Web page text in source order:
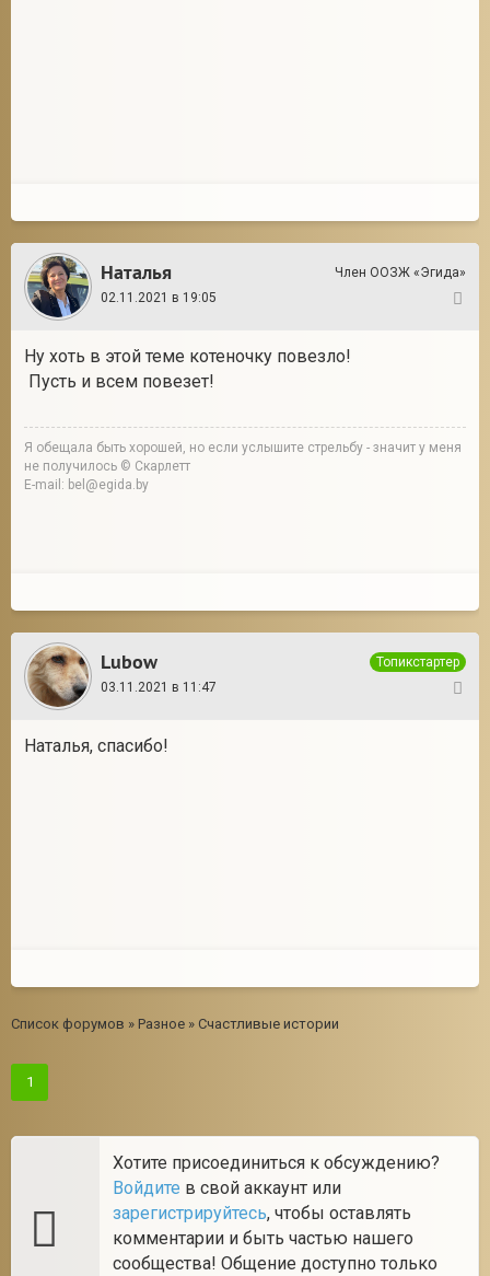
Наталья
Член ООЗЖ «Эгида»
02.11.2021 в 19:05
Ну хоть в этой теме котеночку повезло!
Пусть и всем повезет!
Я обещала быть хорошей, но если услышите стрельбу - значит у меня
не получилось © Скарлетт
E-mail: bel@egida.by
Lubow
Топикстартер
03.11.2021 в 11:47
Наталья, спасибо!
Список форумов » Разное » Счастливые истории
1
Хотите присоединиться к обсуждению?
Войдите в свой аккаунт или
зарегистрируйтесь, чтобы оставлять
комментарии и быть частью нашего
сообщества! Общение доступно только